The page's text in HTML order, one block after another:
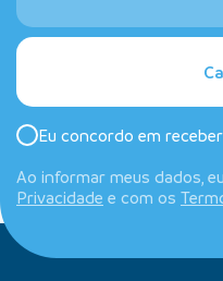
Eu concordo em
Ao informar meus dados,
Privacidade e com os